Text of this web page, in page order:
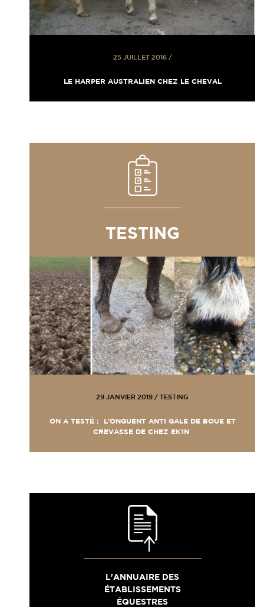
25 JUILLET 2016/
LE HARPER AUSTRALIEN CHEZ LE CHEVAL
TESTING
29 JANVIER 2019 / TESTING
ON A TESTÉ : L’ONGUENT ANTI GALE DE BOUE ET
CREVASSE DE CHEZ EK1N
L'ANNUAIRE DES
ÉTABLISSEMENTS
ÉQUESTRES